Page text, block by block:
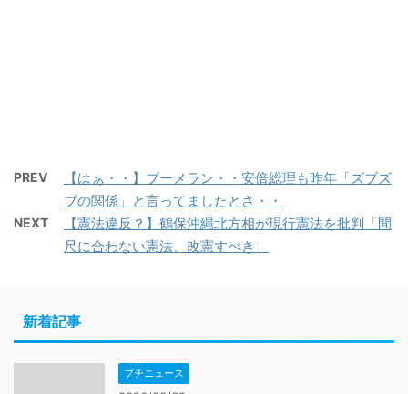
PREV
【はぁ・・】ブーメラン・・安倍総理も昨年「ズブズ
ブの関係」と言ってましたとさ・・
NEXT
【憲法違反？】鶴保沖縄北方相が現行憲法を批判「間
尺に合わない憲法、改憲すべき」
新着記事
プチニュース